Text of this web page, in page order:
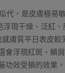
代，是皮膚極
現干燥、泛紅
膚質平日表皮
浮現紅斑、鱗
效受損的效果